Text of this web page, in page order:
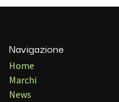
Navigazione
Home
Marchi
News